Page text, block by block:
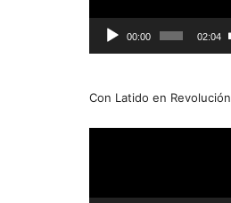
00:00 02:04
Con Latido en Revolución